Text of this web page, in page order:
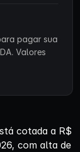
pagar sua
Valores
cotada a R$
com alta de